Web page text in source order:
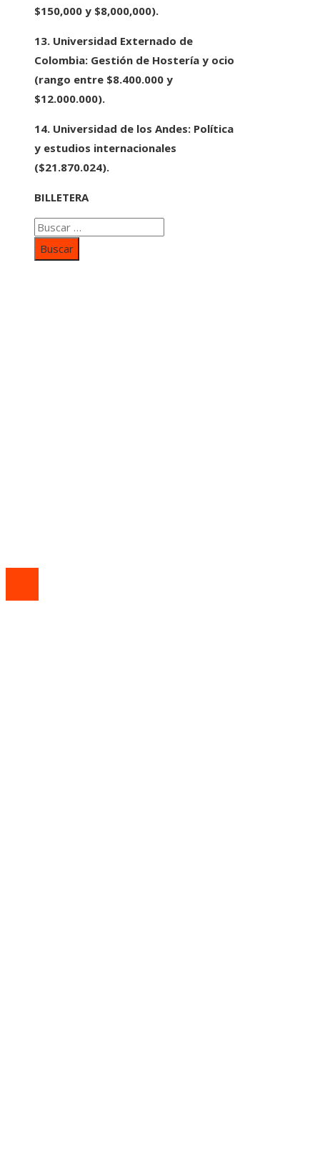
$150,000 y $8,000,000).
13. Universidad Externado de
Colombia: Gestión de Hostería y ocio
(rango entre $8.400.000 y
$12.000.000).
14. Universidad de los Andes: Política
y estudios internacionales
($21.870.024).
BILLETERA
Buscar: